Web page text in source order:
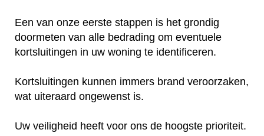
Een van onze eerste stappen is het grondig
doormeten van alle bedrading om eventuele
kortsluitingen in uw woning te identificeren.
Kortsluitingen kunnen immers brand veroorzaken,
wat uiteraard ongewenst is.
Uw veiligheid heeft voor ons de hoogste prioriteit.